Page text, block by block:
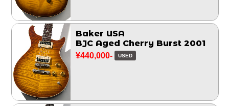
Baker USA
BJC Aged Cherry Burst 2001
¥440,000- USED